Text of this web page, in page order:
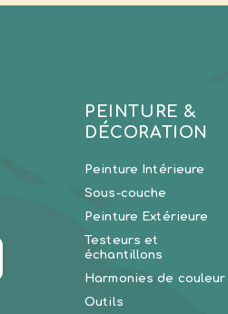
PEINTURE &
DÉCORATION
Peinture Intérieure
Sous-couche
Peinture Extérieure
Testeurs et
échantillons
Harmonies de couleur
Outils